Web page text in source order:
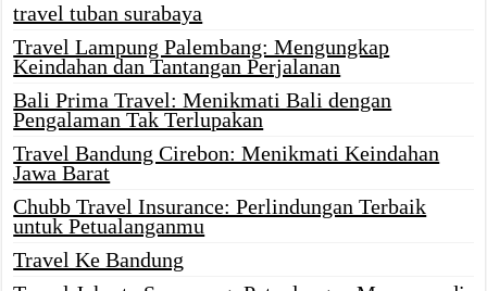
travel tuban surabaya
Travel Lampung Palembang: Mengungkap
Keindahan dan Tantangan Perjalanan
Bali Prima Travel: Menikmati Bali dengan
Pengalaman Tak Terlupakan
Travel Bandung Cirebon: Menikmati Keindahan
Jawa Barat
Chubb Travel Insurance: Perlindungan Terbaik
untuk Petualanganmu
Travel Ke Bandung